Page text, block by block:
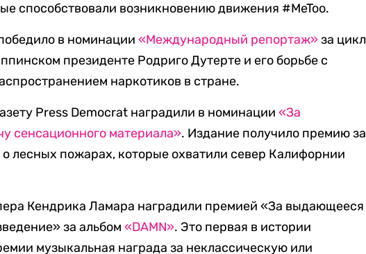
способствовали возникновению движения #MeToo.
в номинации«Международный репортаж»за цикл
президенте Родриго Дутерте и его борьбе с
наркотиков в стране.
Press Democrat наградили в номинации«За
сенсационного материала». Издание получило премию за
лесных пожарах, которые охватили север Калифорнии
Кендрика Ламара наградили премией «За выдающееся
за альбом«DAMN». Это первая в истории
музыкальная награда за неклассическую или